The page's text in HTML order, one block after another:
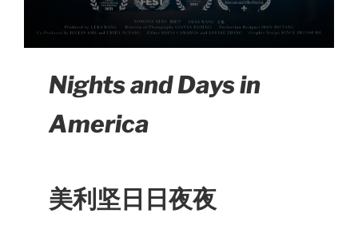
Nights and Days in
America
美利坚日日夜夜